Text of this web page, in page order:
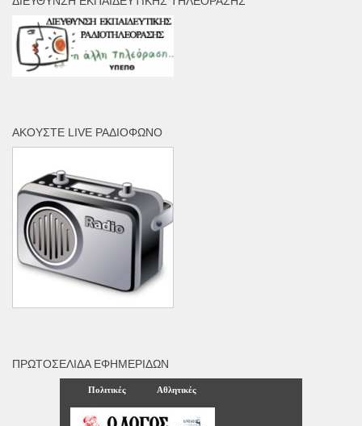
ΑΚΟΎΣΤΕ LIVE ΡΑΔΙΌΦΩΝΟ
ΠΡΩΤΟΣΈΛΙΔΑ ΕΦΗΜΕΡΊΔΩΝ